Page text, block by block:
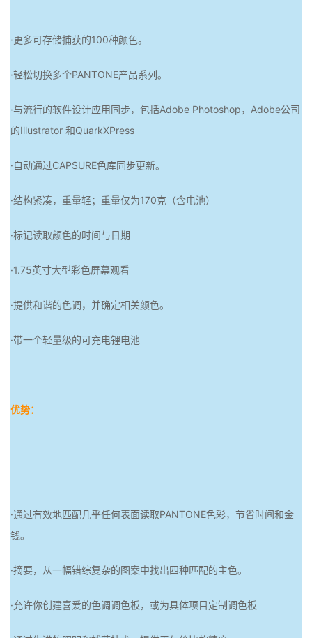
·更多可存储捕获的100种颜色。
·轻松切换多个PANTONE产品系列。
·与流行的软件设计应用同步，包括Adobe Photoshop，Adobe公司
的Illustrator 和QuarkXPress
·自动通过CAPSURE色库同步更新。
·结构紧凑，重量轻；重量仅为170克（含电池）
·标记读取颜色的时间与日期
·1.75英寸大型彩色屏幕观看
·提供和谐的色调，并确定相关颜色。
·带一个轻量级的可充电锂电池
优势：
·通过有效地匹配几乎任何表面读取PANTONE色彩，节省时间和金
钱。
·摘要，从一幅错综复杂的图案中找出四种匹配的主色。
·允许你创建喜爱的色调调色板，或为具体项目定制调色板